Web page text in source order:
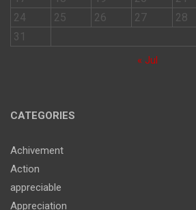
24
25 26 27 28
31
« Jul
CATEGORIES
Achivement
Action
appreciable
Appreciation